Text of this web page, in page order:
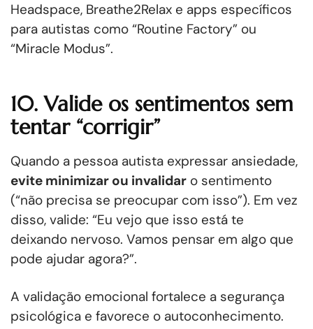
Headspace, Breathe2Relax e apps específicos
para autistas como “Routine Factory” ou
“Miracle Modus”.
10. Valide os sentimentos sem
tentar “corrigir”
Quando a pessoa autista expressar ansiedade,
evite minimizar ou invalidar o sentimento
(“não precisa se preocupar com isso”). Em vez
disso, valide: “Eu vejo que isso está te
deixando nervoso. Vamos pensar em algo que
pode ajudar agora?”.
A validação emocional fortalece a segurança
psicológica e favorece o autoconhecimento.